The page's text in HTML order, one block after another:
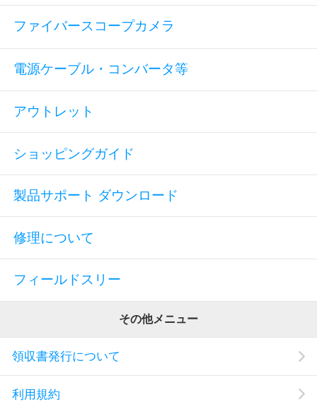
ファイバースコープカメラ
電源ケーブル・コンバータ等
アウトレット
ショッピングガイド
製品サポート ダウンロード
修理について
フィールドスリー
その他メニュー
領収書発行について
利用規約